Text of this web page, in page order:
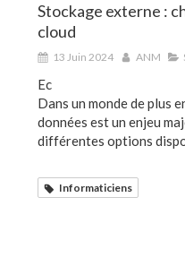
Stockage externe :
cloud
13 Juin 2024 ANM
Ec
Dans un monde de plus
données est un enjeu
différentes options
Informaticiens